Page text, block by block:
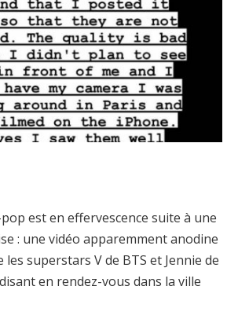
pop est en effervescence suite à une
: une vidéo apparemment anodine
superstars V de BTS et Jennie de
en rendez-vous dans la ville